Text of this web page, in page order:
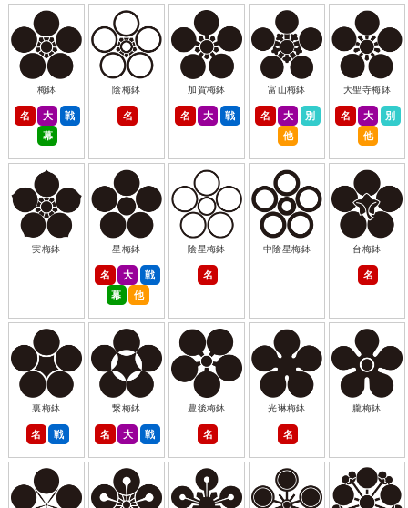
梅鉢
名 大
戦
幕
陰梅鉢
名
加賀梅鉢
名 大 戦
富山梅鉢
名 大
別
他
大聖寺梅鉢
名 大
別
他
実梅鉢 星梅鉢
名 大
戦
幕
他
陰星梅鉢
名
中陰星梅鉢 台梅鉢
名
裏梅鉢
名 戦
繋梅鉢
名 大 戦
豊後梅鉢
名
光琳梅鉢
名
朧梅鉢